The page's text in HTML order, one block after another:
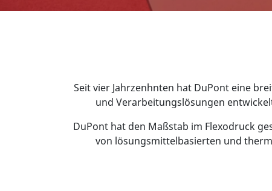
Seit vier Jahrzenhnten hat DuPont eine
und Verarbeitungslösungen
DuPont hat den Maßstab im Flexodruck
von lösungsmittelbasierten und